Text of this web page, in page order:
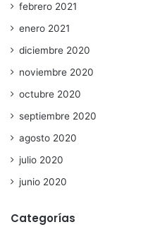
febrero 2021
enero 2021
diciembre 2020
noviembre 2020
octubre 2020
septiembre 2020
agosto 2020
julio 2020
junio 2020
Categorías